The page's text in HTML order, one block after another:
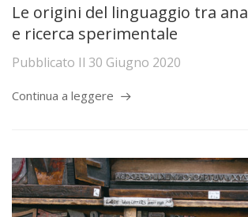
Le origini del linguaggio tra
e ricerca sperimentale
Pubblicato Il 30 Giugno 2020
Continua a leggere